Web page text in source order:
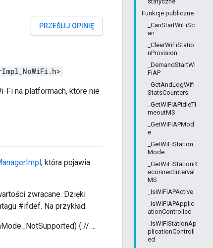
Funkcje publiczne
_CanStartWiFiSc
an
_ClearWiFiStatio
nProvision
_DemandStartWi
FiAP
_GetAndLogWifi
StatsCounters
_GetWiFiAPIdleTi
meoutMS
_GetWiFiAPMod
e
_GetWiFiStation
Mode
_GetWiFiStationR
econnectInterval
MS
_IsWiFiAPActive
_IsWiFiAPApplic
ationControlled
_IsWiFiStationAp
plicationControll
ed
PRZEŚLIJ OPINIĘ
Fi na platformach, które nie
, która pojawia
zwracane. Dzięki
#ifdef. Na przykład:
{ // ...